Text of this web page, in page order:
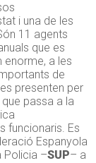
i una de les
11 agents
que es
enorme, a les
de
presenten per
passa a la
funcionaris. Es
Espanyola
Policia –SUP– a